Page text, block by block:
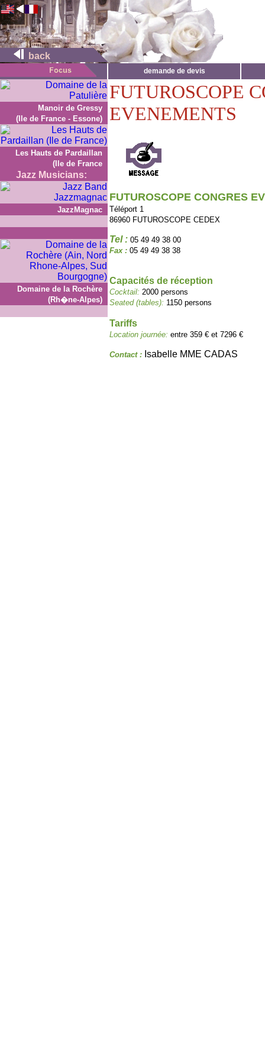
back
demande de devis
Manoir de Gressy
(Ile de France - Essone)
Les Hauts de Pardaillan
(Ile de France
Jazz Musicians:
JazzMagnac
Domaine de la Rochère
(Rh�ne-Alpes)
FUTUROSCOPE
EVENEMENTS
FUTUROSCOPE CONGRES
Téléport 1
86960 FUTUROSCOPE CEDEX
Tel : 05 49 49 38 00
Fax : 05 49 49 38 38
Capacités de réception
Cocktail: 2000 persons
Seated (tables): 1150 persons
Tariffs
Location journée: entre 359 € et 7296 €
Contact : Isabelle MME CADAS